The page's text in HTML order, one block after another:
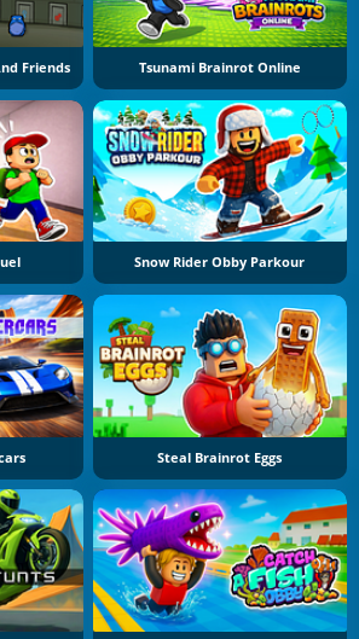
Friends Tsunami Brainrot Online
Snow Rider Obby Parkour
Steal Brainrot Eggs